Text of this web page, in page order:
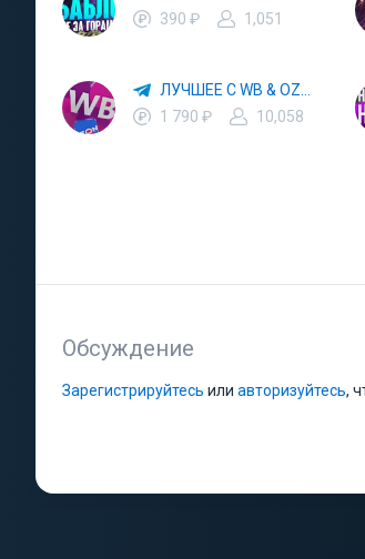
390 ₽
1,051
1 790 ₽
10,058
Обсуждение
Зарегистрируйтесь или авторизуйтесь,